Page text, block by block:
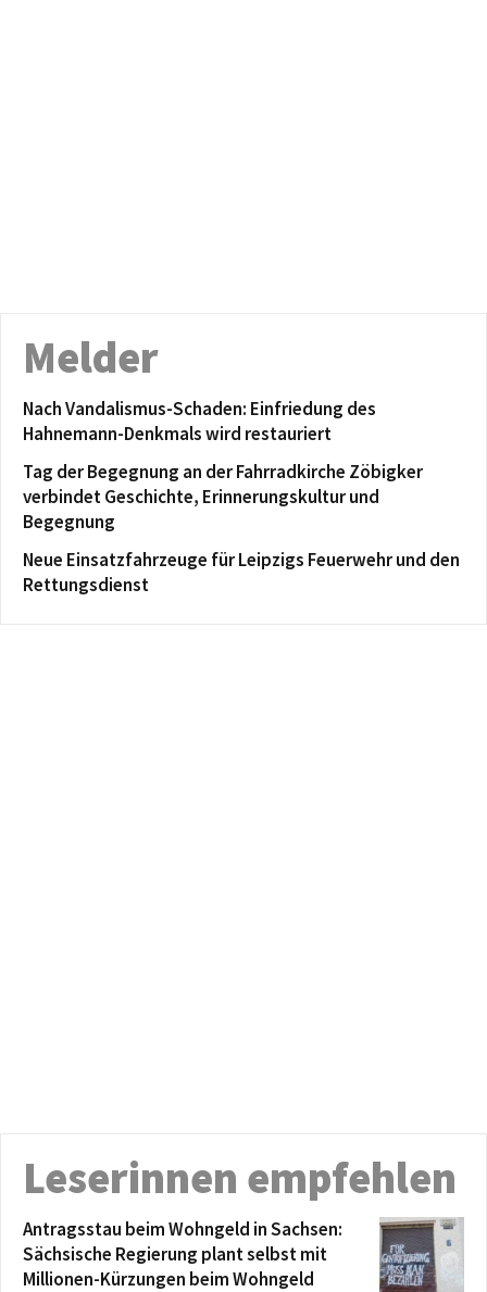
Melder
Nach Vandalismus-Schaden: Einfriedung des
Hahnemann-Denkmals wird restauriert
Tag der Begegnung an der Fahrradkirche Zöbigker
verbindet Geschichte, Erinnerungskultur und
Begegnung
Neue Einsatzfahrzeuge für Leipzigs Feuerwehr und den
Rettungsdienst
Leserinnen empfehlen
Antragsstau beim Wohngeld in Sachsen:
Sächsische Regierung plant selbst mit
Millionen-Kürzungen beim Wohngeld